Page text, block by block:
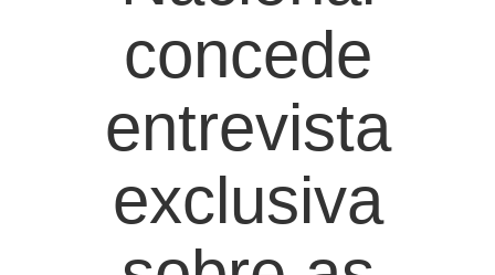
concede
entrevista
exclusiva